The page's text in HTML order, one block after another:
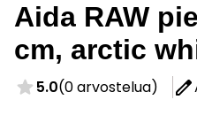
Aida RAW
cm, arctic
5.0(0 arvostelua)